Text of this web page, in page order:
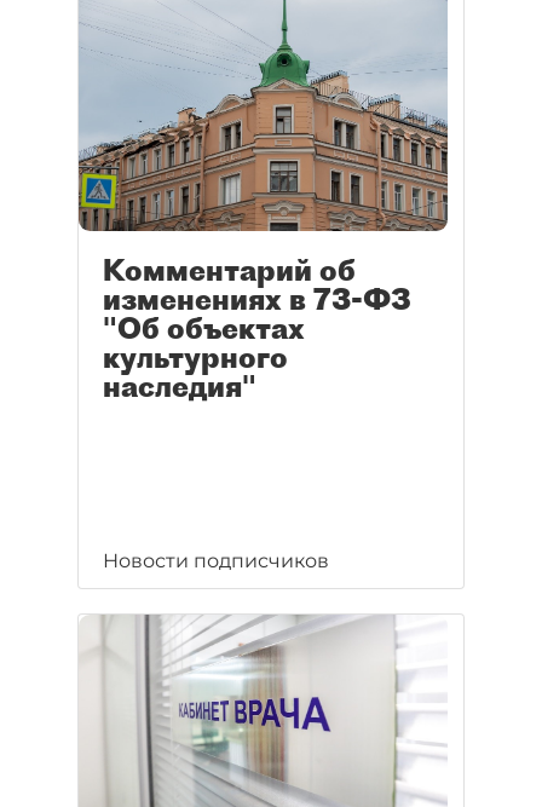
Комментарий об
изменениях в 73-ФЗ
"Об объектах
культурного
наследия"
Новости подписчиков